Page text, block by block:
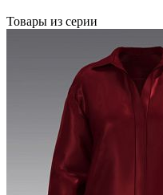
Товары из серии